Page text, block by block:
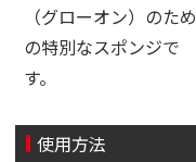
（グローオン）のため
の特別なスポンジで
す。
使用方法